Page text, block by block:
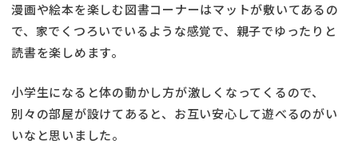
漫画や絵本を楽しむ図書コーナーはマットが敷いてあるの
で、家でくつろいでいるような感覚で、親子でゆったりと
読書を楽しめます。
小学生になると体の動かし方が激しくなってくるので、
別々の部屋が設けてあると、お互い安心して遊べるのがい
いなと思いました。